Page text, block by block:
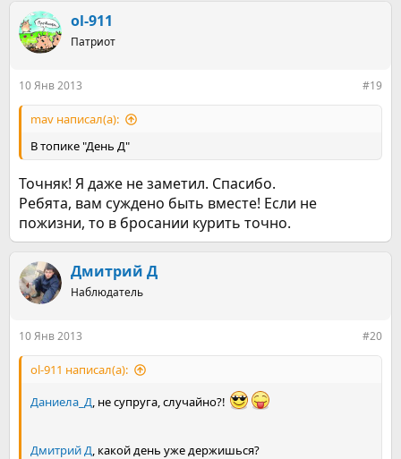
к
ц
и
ol-911
Патриот
10 Янв 2013 #19
mav написал(а):
В топике "День Д"
Точняк! Я даже не заметил. Спасибо.
Ребята, вам суждено быть вместе! Если не
пожизни, то в бросании курить точно.
Дмитрий Д
Наблюдатель
10 Янв 2013 #20
ol-911 написал(а):
Даниела_Д, не супруга, случайно?!
Дмитрий Д, какой день уже держишься?